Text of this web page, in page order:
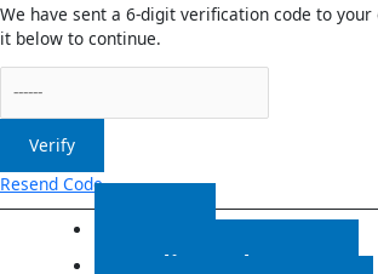
We have sent a 6-digit verification code to
it below to continue.
Verify
Resend Code
Radiosendungen